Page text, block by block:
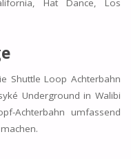
Hat Dance, Los
Shuttle Loop Achterbahn
Underground in Walibi
Achterbahn umfassend